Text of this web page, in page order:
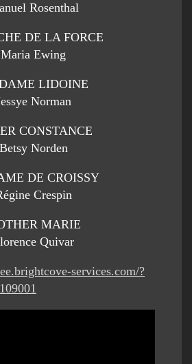
Rosenthal
DE LA FORCE
Maria Ewing
LIDOINE
Norman
CONSTANCE
Betsy Norden
DE CROISSY
Crespin
MARIE
Quivar
services.com/?